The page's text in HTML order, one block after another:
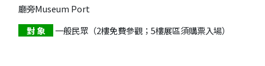
廳旁Museum Port
對 象
一般民眾（2樓免費參觀；5樓展區須購票入場）